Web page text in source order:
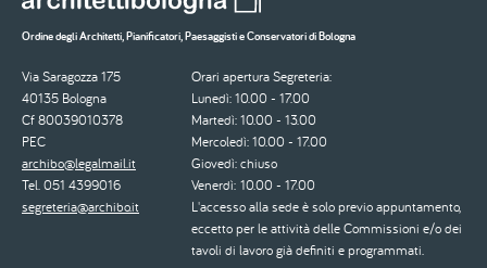
Ordine degli Architetti, Pianificatori, Paesaggisti e Conservatori di Bologna
Via Saragozza 175
40135 Bologna
Cf 80039010378
PEC
archibo@legalmail.it
Tel. 051 4399016
segreteria@archibo.it
Orari apertura Segreteria:
Lunedì: 10.00 - 17.00
Martedì: 10.00 - 13.00
Mercoledì: 10.00 - 17.00
Giovedì: chiuso
Venerdì: 10.00 - 17.00
L'accesso alla sede è solo previo appuntamento,
eccetto per le attività delle Commissioni e/o dei
tavoli di lavoro già definiti e programmati.